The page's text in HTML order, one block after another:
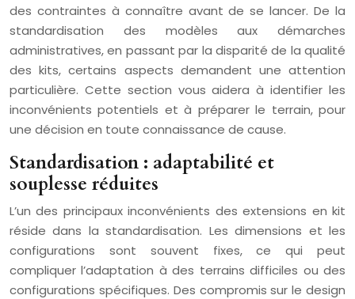
des contraintes à connaître avant de se lancer. De la
standardisation des modèles aux démarches
administratives, en passant par la disparité de la qualité
des kits, certains aspects demandent une attention
particulière. Cette section vous aidera à identifier les
inconvénients potentiels et à préparer le terrain, pour
une décision en toute connaissance de cause.
Standardisation : adaptabilité et
souplesse réduites
L’un des principaux inconvénients des extensions en kit
réside dans la standardisation. Les dimensions et les
configurations sont souvent fixes, ce qui peut
compliquer l’adaptation à des terrains difficiles ou des
configurations spécifiques. Des compromis sur le design